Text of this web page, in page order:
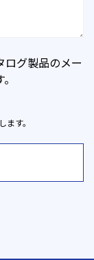
グ製品のメー
ます。